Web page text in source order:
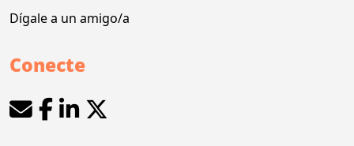
Dígale a un amigo/a
Conecte